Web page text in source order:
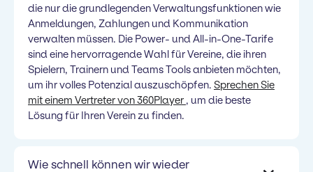
die nur die grundlegenden Verwaltungsfunktionen wie
Anmeldungen, Zahlungen und Kommunikation
verwalten müssen. Die Power- und All-in-One-Tarife
sind eine hervorragende Wahl für Vereine, die ihren
Spielern, Trainern und Teams Tools anbieten möchten,
um ihr volles Potenzial auszuschöpfen. Sprechen Sie
mit einem Vertreter von 360Player , um die beste
Lösung für Ihren Verein zu finden.
Wie schnell können wir wieder